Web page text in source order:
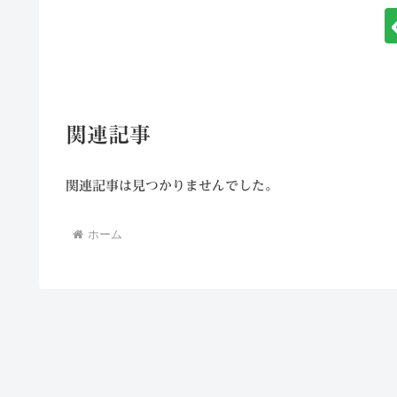
関連記事
関連記事は見つかりませんでした。
ホーム